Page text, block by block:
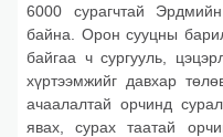
6000 сурагчтай
байна. Орон сууцны
байгаа ч сургууль,
хүртээмжийг давхар
ачаалалтай орчинд
явах, сурах таатай